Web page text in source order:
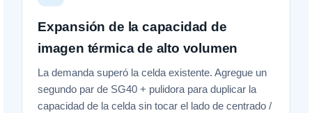
Expansión de la capacidad de
imagen térmica de alto volumen
La demanda superó la celda existente. Agregue un
segundo par de SG40 + pulidora para duplicar la
capacidad de la celda sin tocar el lado de centrado /